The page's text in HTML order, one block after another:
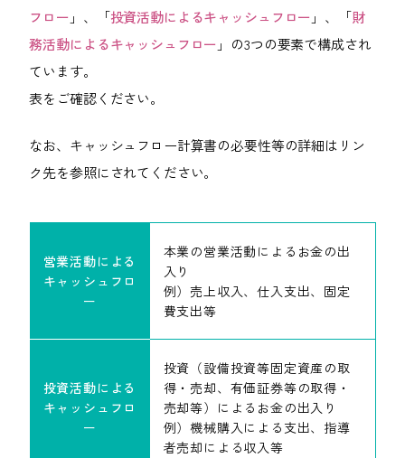
フロー 」、「投資活動によるキャッシュフロー 」、「財
務活動によるキャッシュフロー 」の3つの要素で構成され
ています。
表をご確認ください。
なお、キャッシュフロー計算書の必要性等の詳細はリン
ク先を参照にされてください。
営業活動による
キャッシュフロ
ー
本業の営業活動によるお金の出
入り
例）売上収入、仕入支出、固定
費支出等
投資活動による
キャッシュフロ
ー
投資（設備投資等固定資産の取
得・売却、有価証券等の取得・
売却等）によるお金の出入り
例）機械購入による支出、指導
者売却による収入等